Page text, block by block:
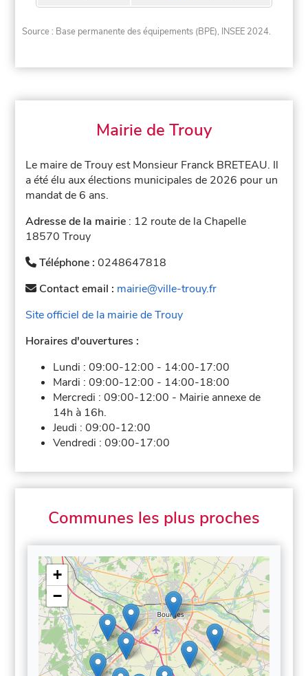
Source : Base permanente des équipements (BPE), INSEE 2024.
Mairie de Trouy
Le maire de Trouy est Monsieur Franck BRETEAU. Il
a été élu aux élections municipales de 2026 pour un
mandat de 6 ans.
Adresse de la mairie : 12 route de la Chapelle
18570 Trouy
Téléphone :0248647818
Contact email : mairie@ville-trouy.fr
Site officiel de la mairie de Trouy
Horaires d'ouvertures :
Lundi :09:00-12:00 - 14:00-17:00
Mardi :09:00-12:00 - 14:00-18:00
Mercredi :09:00-12:00 - Mairie annexe de
14h à 16h.
Jeudi :09:00-12:00
Vendredi :09:00-17:00
Communes les plus proches
+
−